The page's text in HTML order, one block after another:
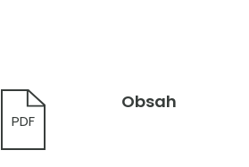
PDF
Obsah